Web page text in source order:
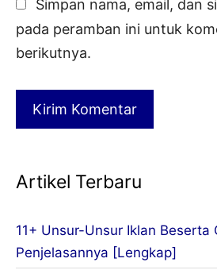
Simpan nama, email, dan
pada peramban ini untuk
berikutnya.
Artikel Terbaru
11+ Unsur-Unsur Iklan Beserta
Penjelasannya [Lengkap]